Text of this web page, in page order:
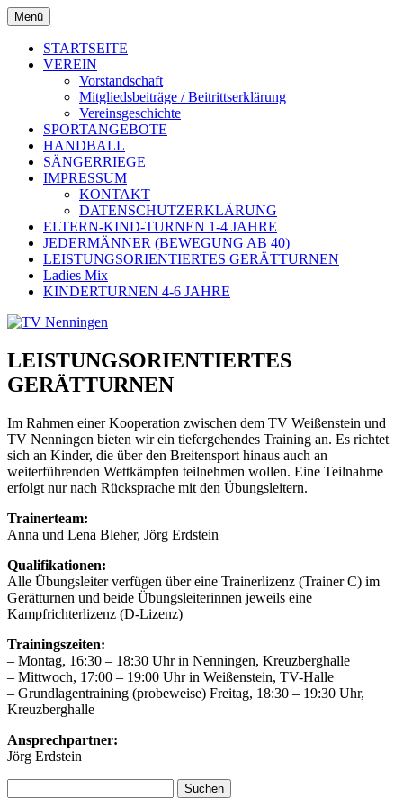
Zum
Inhalt
springen
TV Nenningen
Menü
STARTSEITE
VEREIN
Vorstandschaft
Mitgliedsbeiträge / Beitrittserklärung
Vereinsgeschichte
SPORTANGEBOTE
HANDBALL
SÄNGERRIEGE
IMPRESSUM
KONTAKT
DATENSCHUTZERKLÄRUNG
ELTERN-KIND-TURNEN 1-4 JAHRE
JEDERMÄNNER (BEWEGUNG AB 40)
LEISTUNGSORIENTIERTES GERÄTTURNEN
Ladies Mix
KINDERTURNEN 4-6 JAHRE
LEISTUNGSORIENTIERTES
GERÄTTURNEN
Im Rahmen einer Kooperation zwischen dem TV Weißenstein und
TV Nenningen bieten wir ein tiefergehendes Training an. Es richtet
sich an Kinder, die über den Breitensport hinaus auch an
weiterführenden Wettkämpfen teilnehmen wollen. Eine Teilnahme
erfolgt nur nach Rücksprache mit den Übungsleitern.
Trainerteam:
Anna und Lena Bleher, Jörg Erdstein
Qualifikationen:
Alle Übungsleiter verfügen über eine Trainerlizenz (Trainer C) im
Gerätturnen und beide Übungsleiterinnen jeweils eine
Kampfrichterlizenz (D-Lizenz)
Trainingszeiten:
– Montag, 16:30 – 18:30 Uhr in Nenningen, Kreuzberghalle
– Mittwoch, 17:00 – 19:00 Uhr in Weißenstein, TV-Halle
– Grundlagentraining (probeweise) Freitag, 18:30 – 19:30 Uhr,
Kreuzberghalle
Ansprechpartner:
Jörg Erdstein
nach: